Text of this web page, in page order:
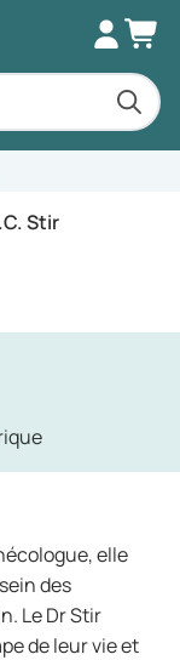
Stir
elle
des
Le Dr Stir
de leur vie et